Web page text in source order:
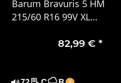
Barum Bravuris 5 HM
215/60 R16 99V XL
Load, DOT 1724
82,99 €*